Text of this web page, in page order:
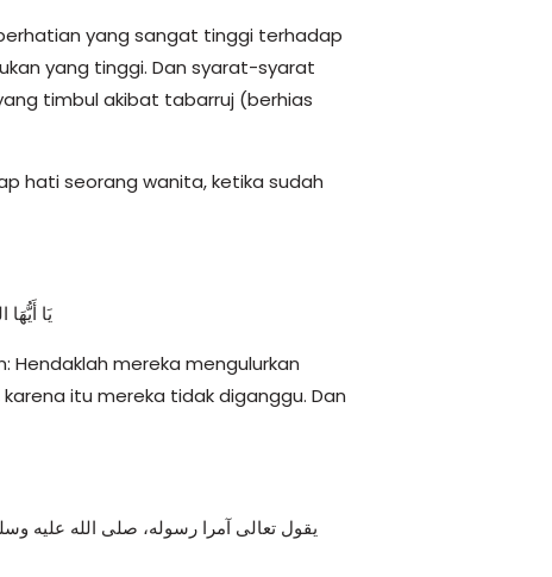
yang sangat tinggi terhadap
yang tinggi. Dan syarat-syarat
timbul akibat tabarruj (berhias
hati seorang wanita, ketika sudah
يَا
Hendaklah mereka mengulurkan
itu mereka tidak diganggu. Dan
يقول تعالى آمرا رسوله، صلى الله عليه